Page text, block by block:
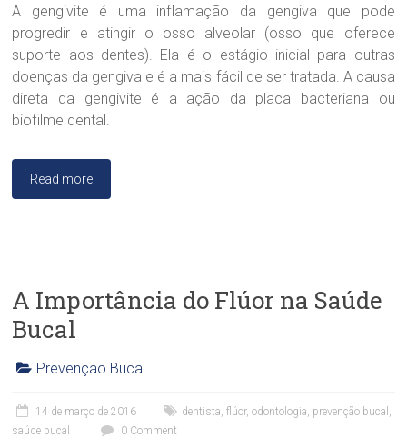
g
i
c
a
D
r
a
a
n
d
o
A gengivite é uma inflamação da gengiva que pode
progredir e atingir o osso alveolar (osso que oferece
suporte aos dentes). Ela é o estágio inicial para outras
doenças da gengiva e é a mais fácil de ser tratada. A causa
direta da gengivite é a ação da placa bacteriana ou
biofilme dental.
Read more
A Importância do Flúor na Saúde
Bucal
Prevenção Bucal
14 de março de 2016 dentista ,flúor,odontologia prevenção bucal
saúde bucal
0 Comment